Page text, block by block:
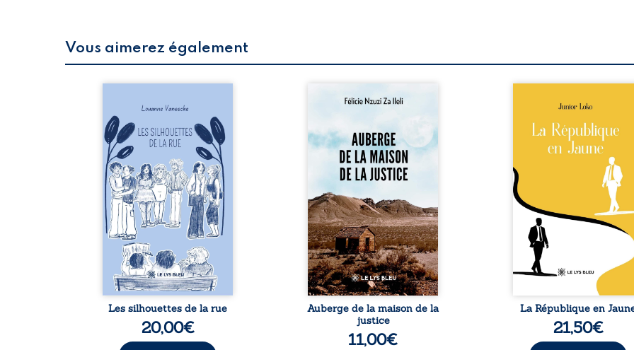
Vous aimerez également
donne la parole à six
personnages ordinaires,
traversés par des pensées,
des émotions et des silences
qui pourraient appartenir à
chacun de nous. À travers
leurs parcours, ce roman
invite à porter un regard
différent sur celles et ceux
qui nous entourent, à deviner
ce qui se cache derrière les
apparences et à s’ouvrir au
fourmillement sensible de
notre ...
Les silhouettes de la rue
20,00€
Auberge de la maison de la
parcours exemplaire de
Mbala Zi Nkuaku Lema Félix.
Magistrat intègre, fervent
défenseur des droits
humains et de
l’indépendance judiciaire, il
voit sa carrière de trente-
quatre ans brutalement
brisée par une révocation
arbitraire en 2009, plongeant
sa vie dans un chaos
matériel et moral. À ...
Auberge de la maison de la
justice
11,00€
Congo, la naissance
jumeaux de races
bouleverse l’ordre
Senior est Noir et Junior
Blanc, bien que nés
couple de Noirs. Très
l’événement attire les
internationaux et
le bébé blanc en une
emblématique
investie, selon certains,
mission
Cependant, sous couvert
La République en
21,50€